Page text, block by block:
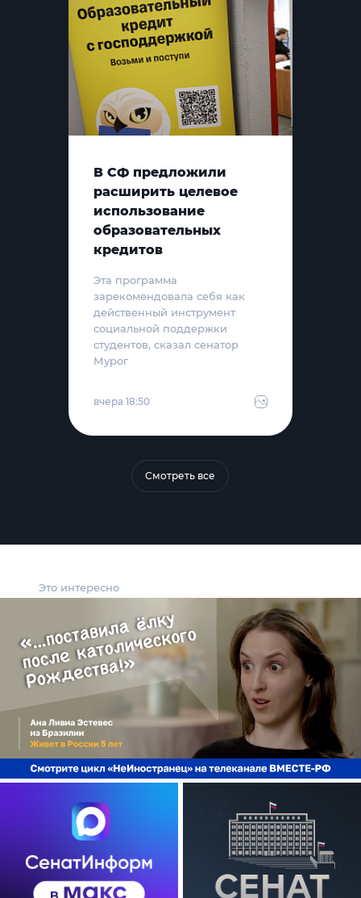
Это интересно
В СФ предложили
расширить целевое
использование
образовательных
кредитов
Эта программа
зарекомендовала себя как
действенный инструмент
социальной поддержки
студентов, сказал сенатор
Мурог
вчера 18:50
Смотреть все